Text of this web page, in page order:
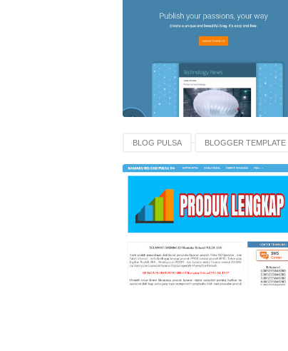
BLOG PULSA BLOGGER TEMPLATE